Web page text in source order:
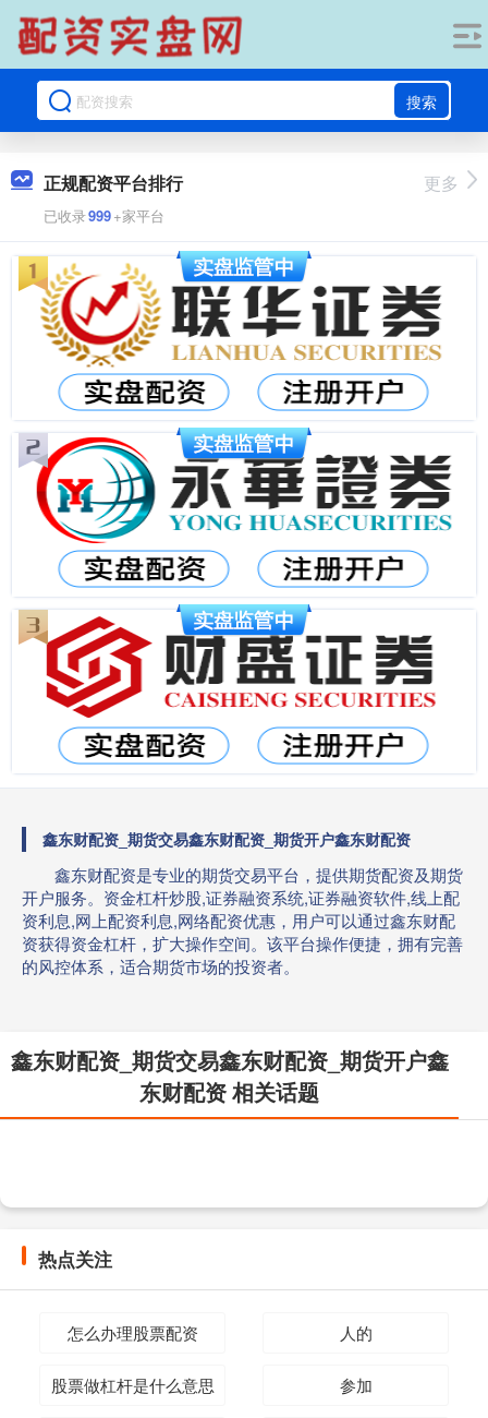
搜索
正规配资平台排行
已收录999+家平台
更多
鑫东财配资_期货交易鑫东财配资_期货开户鑫东财配资
鑫东财配资是专业的期货交易平台，提供期货配资及期货
开户服务。资金杠杆炒股,证券融资系统,证券融资软件,线上配
资利息,网上配资利息,网络配资优惠，用户可以通过鑫东财配
资获得资金杠杆，扩大操作空间。该平台操作便捷，拥有完善
的风控体系，适合期货市场的投资者。
鑫东财配资_期货交易鑫东财配资_期货开户鑫
东财配资 相关话题
热点关注
怎么办理股票配资 人的
股票做杠杆是什么意思 参加